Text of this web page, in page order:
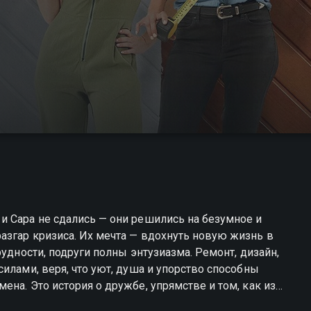
не сдались — они решились на безумное и
кризиса. Их мечта — вдохнуть новую жизнь в
подруги полны энтузиазма. Ремонт, дизайн,
веря, что уют, душа и упорство способны
Это история о дружбе, упрямстве и том, как из